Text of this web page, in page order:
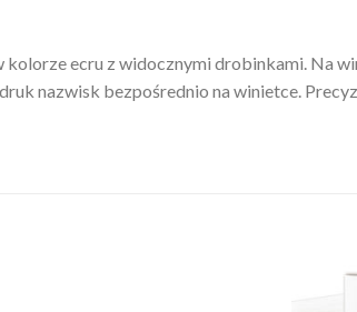
ecru z widocznymi drobinkami. Na
nazwisk bezpośrednio na winietce.